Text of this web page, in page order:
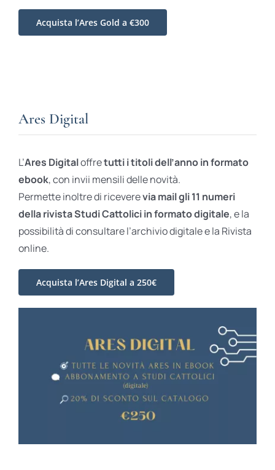
Acquista l’Ares Gold a €300
Ares Digital
L’Ares Digitaloffretutti i titoli dell’anno in formato
ebook, con invii mensili delle novità.
Permette inoltre di riceverevia mail gli 11 numeri
della rivista Studi Cattolici in formato digitale, e la
possibilità di consultare l’archivio digitale e la Rivista
online.
Acquista l’Ares Digital a 250€